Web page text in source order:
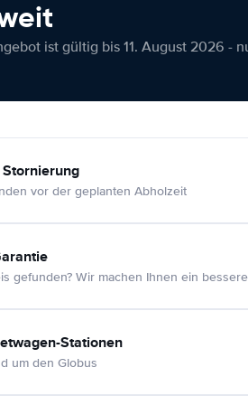
ist gültig bis 11. August 2026 -
Stornierung
vor der geplanten Abholzeit
gefunden? Wir machen Ihnen ein
Stationen
um den Globus